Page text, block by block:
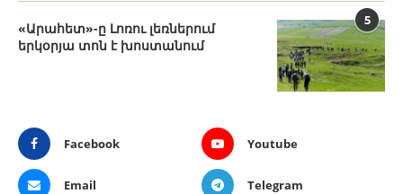
5
«Արահետ»-ը Լոռու լեռներում
երկօրյա տոն է խոստանում
Facebook Youtube
Email Telegram